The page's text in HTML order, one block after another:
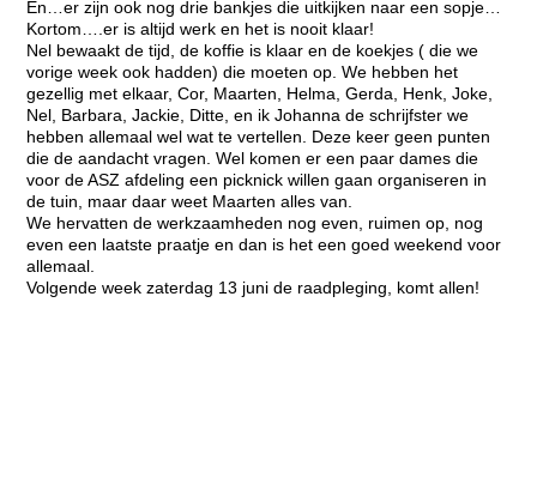
En…er zijn ook nog drie bankjes die uitkijken naar een sopje…
Kortom….er is altijd werk en het is nooit klaar!
Nel bewaakt de tijd, de koffie is klaar en de koekjes ( die we
vorige week ook hadden) die moeten op. We hebben het
gezellig met elkaar, Cor, Maarten, Helma, Gerda, Henk, Joke,
Nel, Barbara, Jackie, Ditte, en ik Johanna de schrijfster we
hebben allemaal wel wat te vertellen. Deze keer geen punten
die de aandacht vragen. Wel komen er een paar dames die
voor de ASZ afdeling een picknick willen gaan organiseren in
de tuin, maar daar weet Maarten alles van.
We hervatten de werkzaamheden nog even, ruimen op, nog
even een laatste praatje en dan is het een goed weekend voor
allemaal.
Volgende week zaterdag 13 juni de raadpleging, komt allen!